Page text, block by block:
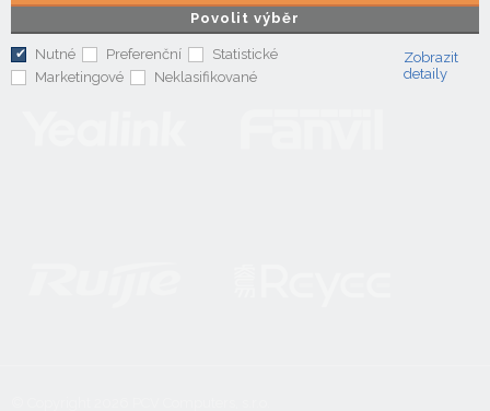
Povolit výběr
Nutné Preferenční
Statistické
Marketingové
Neklasifikované
Zobrazit
detaily